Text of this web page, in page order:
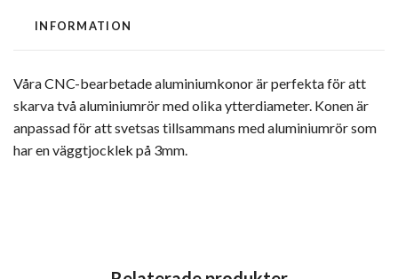
INFORMATION
Våra CNC-bearbetade aluminiumkonor är perfekta för att
skarva två aluminiumrör med olika ytterdiameter. Konen är
anpassad för att svetsas tillsammans medaluminiumrör som
har en väggtjocklek på 3mm.